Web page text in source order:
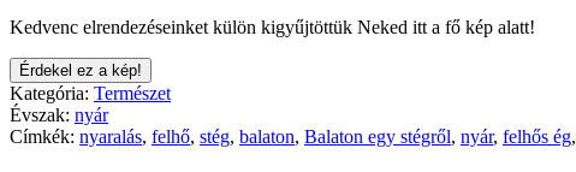
Kedvenc elrendezéseinket külön kigyűjtöttük Neked itt a fő kép alatt!
Érdekel ez a kép!
Kategória: Természet
Évszak: nyár
Címkék: nyaralás, felhő, stég, balaton, Balaton egy stégről, nyár, felhős ég,